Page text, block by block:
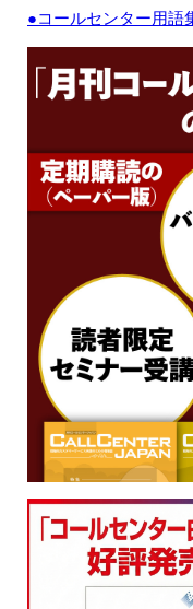
●コールセンター用語